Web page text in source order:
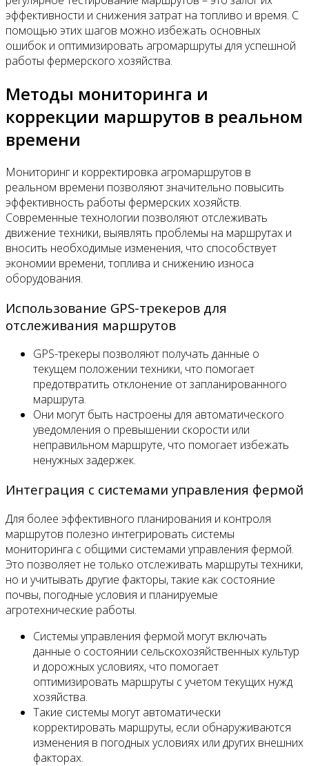
эффективности и снижения затрат на топливо и время. С
помощью этих шагов можно избежать основных
ошибок и оптимизировать агромаршруты для успешной
работы фермерского хозяйства.
Методы мониторинга и
коррекции маршрутов в реальном
времени
Мониторинг и корректировка агромаршрутов в
реальном времени позволяют значительно повысить
эффективность работы фермерских хозяйств.
Современные технологии позволяют отслеживать
движение техники, выявлять проблемы на маршрутах и
вносить необходимые изменения, что способствует
экономии времени, топлива и снижению износа
оборудования.
Использование GPS-трекеров для
отслеживания маршрутов
GPS-трекеры позволяют получать данные о
текущем положении техники, что помогает
предотвратить отклонение от запланированного
маршрута.
Они могут быть настроены для автоматического
уведомления о превышении скорости или
неправильном маршруте, что помогает избежать
ненужных задержек.
Интеграция с системами управления фермой
Для более эффективного планирования и контроля
маршрутов полезно интегрировать системы
мониторинга с общими системами управления фермой.
Это позволяет не только отслеживать маршруты техники,
но и учитывать другие факторы, такие как состояние
почвы, погодные условия и планируемые
агротехнические работы.
Системы управления фермой могут включать
данные о состоянии сельскохозяйственных культур
и дорожных условиях, что помогает
оптимизировать маршруты с учетом текущих нужд
хозяйства.
Такие системы могут автоматически
корректировать маршруты, если обнаруживаются
изменения в погодных условиях или других внешних
факторах.